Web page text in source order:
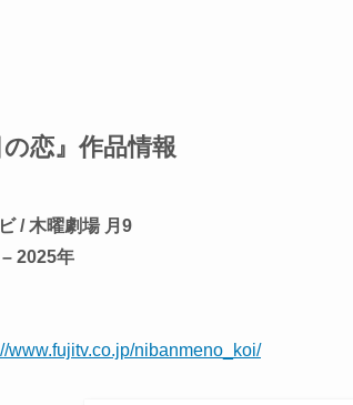
の恋』作品情報
/ 木曜劇場 月9
2025年
www.fujitv.co.jp/nibanmeno_koi/